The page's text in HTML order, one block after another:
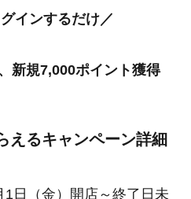
インするだけ／
新規7,000ポイント獲得
えるキャンペーン詳細
1日（金）開店～終了日未